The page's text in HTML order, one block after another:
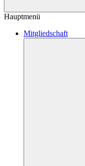
Hauptmenü
Mitgliedschaft